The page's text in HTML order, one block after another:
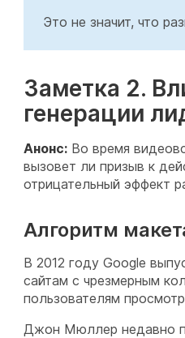
Это не значит, что
Заметка 2.
генерации
Анонс: Во время
вызовет ли призыв к
отрицательный эффект
Алгоритм
В 2012 году Google
сайтам с чрезмерным
пользователям
Джон Мюллер недавно